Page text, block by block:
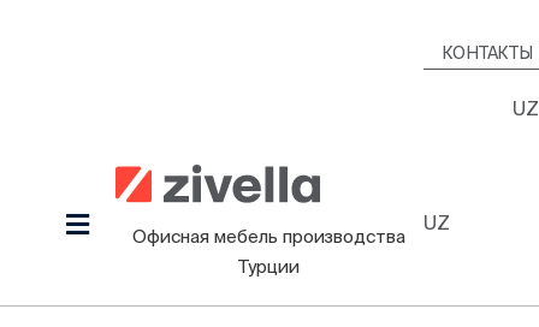
КОНТАКТЫ
UZ
Toggle
Продукция
Офисная мебель производства
Турции
UZ